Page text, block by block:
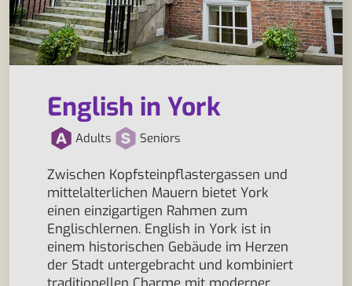
English in York
Adults Seniors
Zwischen Kopfsteinpflastergassen und
mittelalterlichen Mauern bietet York
einen einzigartigen Rahmen zum
Englischlernen. English in York ist in
einem historischen Gebäude im Herzen
der Stadt untergebracht und kombiniert